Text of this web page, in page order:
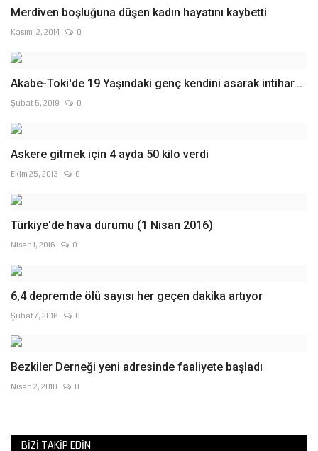
Merdiven boşluğuna düşen kadın hayatını kaybetti
Kasım 12, 2014 0
Akabe-Toki'de 19 Yaşındaki genç kendini asarak intihar...
Şubat 5, 2019 0
Askere gitmek için 4 ayda 50 kilo verdi
Ekim 25, 2013 0
Türkiye'de hava durumu (1 Nisan 2016)
Nisan 1, 2016 0
6,4 depremde ölü sayısı her geçen dakika artıyor
Şubat 7, 2016 0
Bezkiler Derneği yeni adresinde faaliyete başladı
Nisan 2, 2010 0
BIZI TAKIP EDIN